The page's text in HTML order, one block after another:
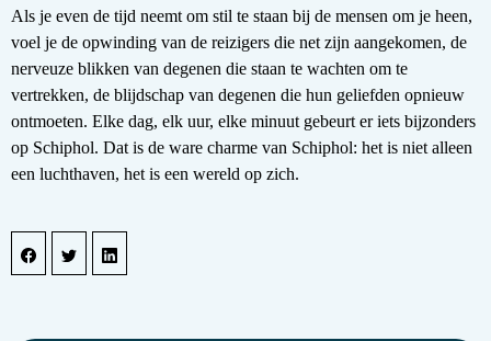
Als je even de tijd neemt om stil te staan bij de mensen om je heen,
voel je de opwinding van de reizigers die net zijn aangekomen, de
nerveuze blikken van degenen die staan te wachten om te
vertrekken, de blijdschap van degenen die hun geliefden opnieuw
ontmoeten. Elke dag, elk uur, elke minuut gebeurt er iets bijzonders
op Schiphol. Dat is de ware charme van Schiphol: het is niet alleen
een luchthaven, het is een wereld op zich.